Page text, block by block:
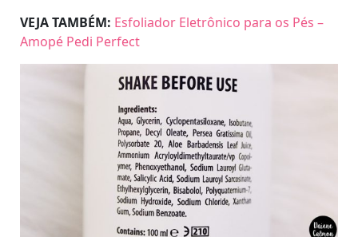
VEJA TAMBÉM: Esfoliador Eletrônico para os Pés –
Amopé Pedi Perfect